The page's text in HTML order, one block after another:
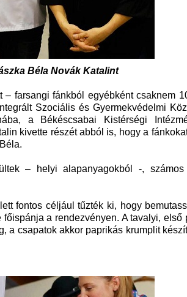
Béla Novák Katalint
farsangi fánkból egyébként csaknem
Szociális és Gyermekvédelmi
a Békéscsabai Kistérségi
kivette részét abból is, hogy a
– helyi alapanyagokból -, számos
fontos céljául tűzték ki, hogy
a rendezvényen. A tavalyi, első
a csapatok akkor paprikás krumplit